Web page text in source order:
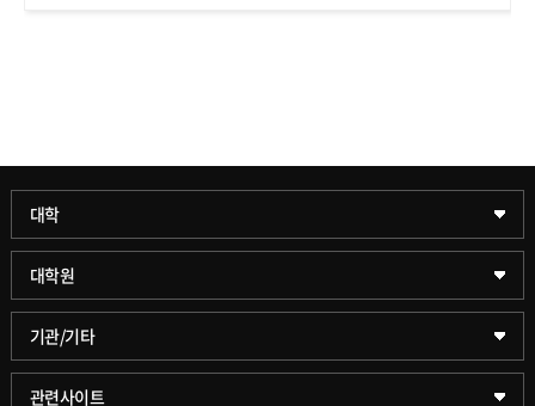
대학
과학기술대학
약학대학
글로벌비즈니스대학
공공정책대학
대학원
일반대학원
문화스포츠대학원
창업경영대학원
기관/기타
학술정보원(도서관)
학술정보팀
관련사이트
KUPID